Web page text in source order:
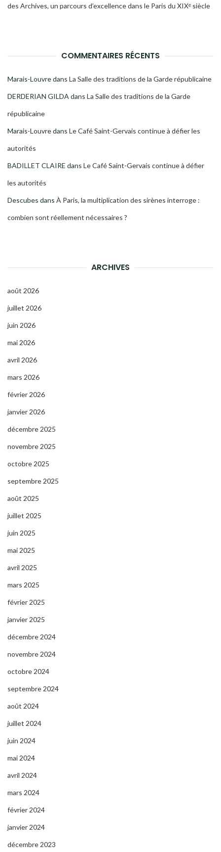
des Archives, un parcours d’excellence dans le Paris du XIXᵉ siècle
COMMENTAIRES RÉCENTS
Marais-Louvredans La Salle des traditions de la Garde républicaine
DERDERIAN GILDA dans La Salle des traditions de la Garde
républicaine
Marais-Louvredans Le Café Saint-Gervais continue à défier les
autorités
BADILLET CLAIRE dans Le Café Saint-Gervais continue à défier
les autorités
Descubes dans À Paris, la multiplication des sirènes interroge :
combien sont réellement nécessaires ?
ARCHIVES
août 2026
juillet 2026
juin 2026
mai 2026
avril 2026
mars 2026
février 2026
janvier 2026
décembre 2025
novembre 2025
octobre 2025
septembre 2025
août 2025
juillet 2025
juin 2025
mai 2025
avril 2025
mars 2025
février 2025
janvier 2025
décembre 2024
novembre 2024
octobre 2024
septembre 2024
août 2024
juillet 2024
juin 2024
mai 2024
avril 2024
mars 2024
février 2024
janvier 2024
décembre 2023